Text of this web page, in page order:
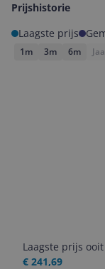
Prijshistorie
Laagste prijs
1m 3m 6m
Laagste prijs ooit
€ 241,69